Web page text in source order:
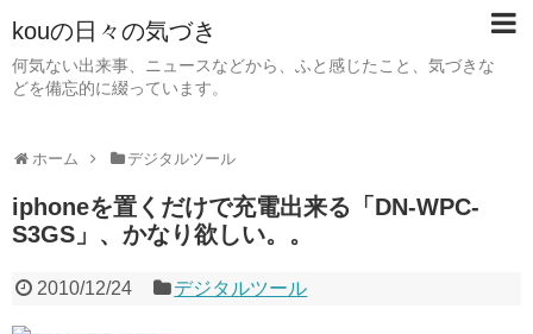
kouの日々の気づき
何気ない出来事、ニュースなどから、ふと感じたこと、気づきな
どを備忘的に綴っています。
ホーム デジタルツール
iphoneを置くだけで充電出来る「DN-WPC-
S3GS」、かなり欲しい。。
2010/12/24 デジタルツール